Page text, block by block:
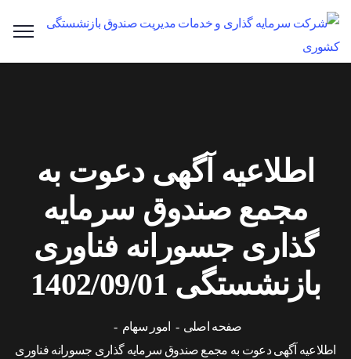
اطلاعیه آگهی دعوت به
مجمع صندوق سرمایه
گذاری جسورانه فناوری
بازنشستگی 1402/09/01
صفحه اصلی
امور سهام
اطلاعیه آگهی دعوت به مجمع صندوق سرمایه گذاری جسورانه فناوری